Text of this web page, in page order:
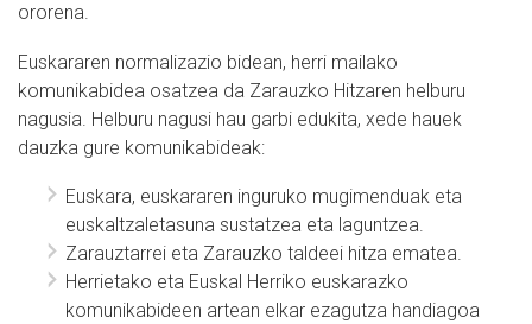
ororena.
Euskararen normalizazio bidean, herri mailako
komunikabidea osatzea da Zarauzko Hitzaren helburu
nagusia. Helburu nagusi hau garbi edukita, xede hauek
dauzka gure komunikabideak:
Euskara, euskararen inguruko mugimenduak eta
euskaltzaletasuna sustatzea eta laguntzea.
Zarauztarrei eta Zarauzko taldeei hitza ematea.
Herrietako eta Euskal Herriko euskarazko
komunikabideen artean elkar ezagutza handiagoa